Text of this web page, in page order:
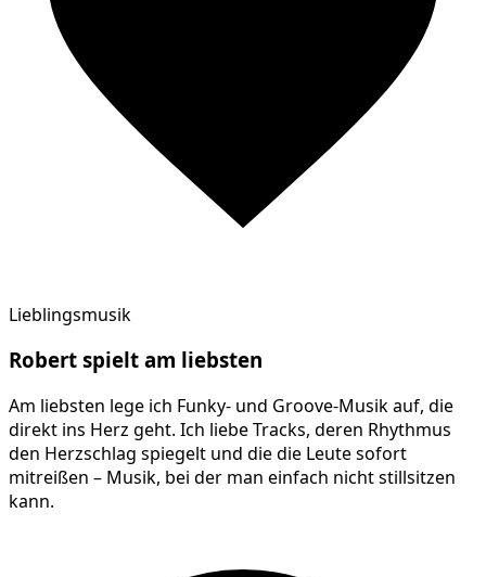
Lieblingsmusik
Robert spielt am liebsten
Am liebsten lege ich Funky- und Groove-Musik auf, die
direkt ins Herz geht. Ich liebe Tracks, deren Rhythmus
den Herzschlag spiegelt und die die Leute sofort
mitreißen – Musik, bei der man einfach nicht stillsitzen
kann.